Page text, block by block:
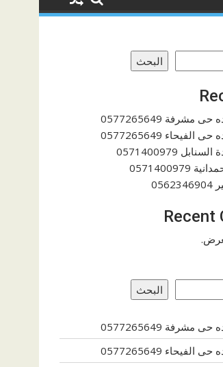
البحث
0577265649
0577265649
0571400979
Recent
البحث
0577265649
0577265649